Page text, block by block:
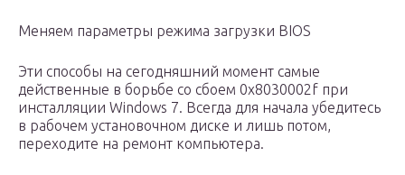
Меняем параметры режима загрузки BIOS
Эти способы на сегодняшний момент самые
действенные в борьбе со сбоем 0x8030002f при
инсталляции Windows 7. Всегда для начала убедитесь
в рабочем установочном диске и лишь потом,
переходите на ремонт компьютера.